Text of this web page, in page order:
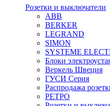
Розетки и выключатели
ABB
BERKER
LEGRAND
SIMON
SYSTEME
Блоки
Веркель Швеция
ГУСИ Серия
Распродажа
РЕТРО